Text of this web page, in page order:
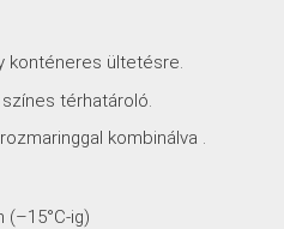
konténeres ültetésre.
térhatároló.
kombinálva .
(–15°C-ig)